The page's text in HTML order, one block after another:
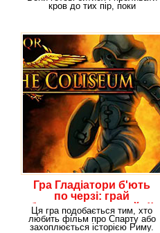
кров до тих пір, поки
Гра Гладіатори б'ють
по черзі: грай
безкоштовно онлайн!!
Ця гра подобається тим, хто
любить фільм про Спарту або
захоплюється історією Риму.